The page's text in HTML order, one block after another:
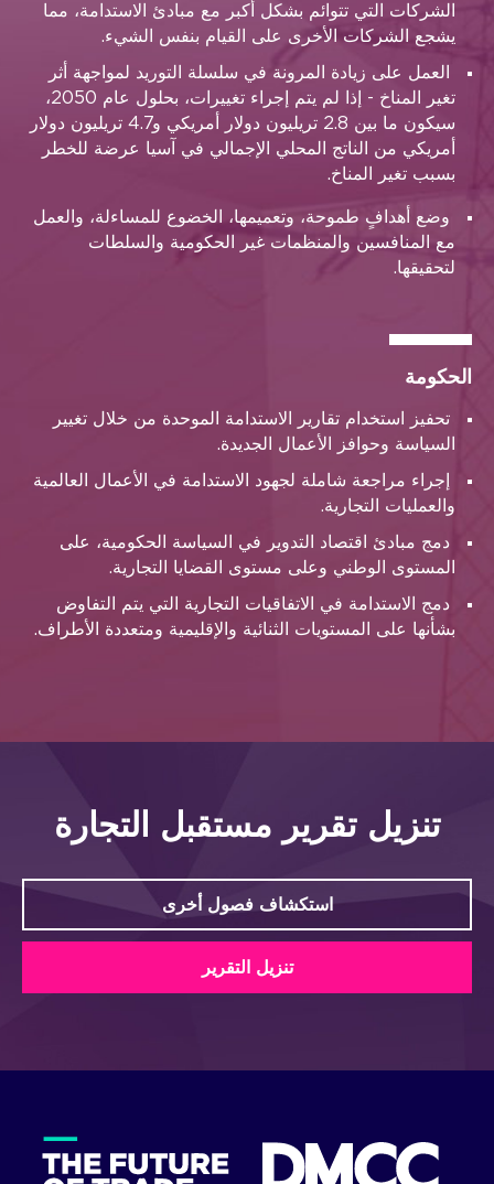
الشركات التي تتوائم بشكل أكبر مع مبادئ الاستدامة، مما
يشجع الشركات الأخرى على القيام بنفس الشيء.
العمل على زيادة المرونة في سلسلة التوريد لمواجهة أثر
تغير المناخ - إذا لم يتم إجراء تغييرات، بحلول عام 2050،
سيكون ما بين 2.8 تريليون دولار أمريكي و4.7 تريليون دولار
أمريكي من الناتج المحلي الإجمالي في آسيا عرضة للخطر
بسبب تغير المناخ.
وضع أهدافٍ طموحة، وتعميمها، الخضوع للمساءلة، والعمل
مع المنافسين والمنظمات غير الحكومية والسلطات
لتحقيقها.
الحكومة
تحفيز استخدام تقارير الاستدامة الموحدة من خلال تغيير
السياسة وحوافز الأعمال الجديدة.
إجراء مراجعة شاملة لجهود الاستدامة في الأعمال العالمية
والعمليات التجارية.
دمج مبادئ اقتصاد التدوير في السياسة الحكومية، على
المستوى الوطني وعلى مستوى القضايا التجارية.
دمج الاستدامة في الاتفاقيات التجارية التي يتم التفاوض
بشأنها على المستويات الثنائية والإقليمية ومتعددة الأطراف.
تنزيل تقرير مستقبل التجارة
استكشاف فصول أخرى
تنزيل التقرير
First name